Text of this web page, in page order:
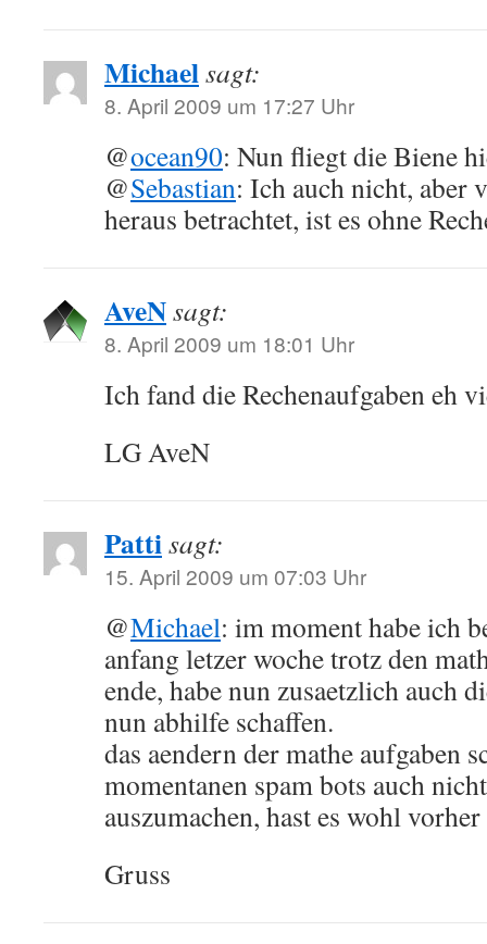
Michaelsagt:
8. April 2009 um 17:27 Uhr
@ocean90: Nun fliegt die Biene
@Sebastian: Ich auch nicht, aber
heraus betrachtet, ist es ohne
AveNsagt:
8. April 2009 um 18:01 Uhr
Ich fand die Rechenaufgaben eh
LG AveN
Pattisagt:
15. April 2009 um 07:03 Uhr
@Michael: im moment habe ich
anfang letzer woche trotz den
ende, habe nun zusaetzlich auch
nun abhilfe schaffen.
das aendern der mathe aufgaben
momentanen spam bots auch
auszumachen, hast es wohl
Gruss